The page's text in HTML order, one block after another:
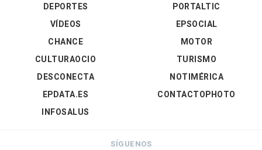
DEPORTES
VÍDEOS
PORTALTIC
EPSOCIAL
CHANCE
CULTURAOCIO
DESCONECTA
EPDATA.ES
INFOSALUS
MOTOR
TURISMO
NOTIMÉRICA
CONTACTOPHOTO
SÍGUENOS